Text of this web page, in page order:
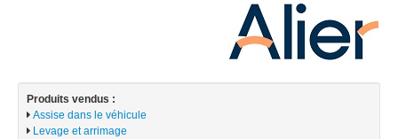
Produits vendus :
Assise dans le véhicule
Levage et arrimage